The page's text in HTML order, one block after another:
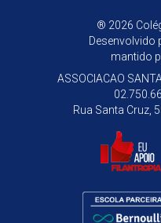
® 2026
Desenvolvido
mantido
ASSOCIACAO
Rua Santa Cruz,